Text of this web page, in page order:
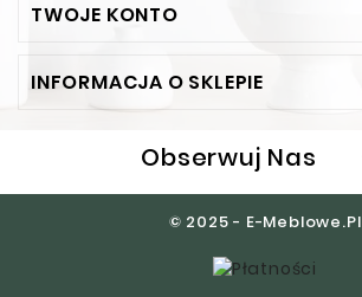
TWOJE KONTO
INFORMACJA O SKLEPIE
Obserwuj Nas
© 2025 - E-Meblowe.pl